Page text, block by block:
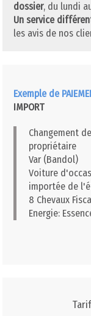
dossier, du lundi
Un service
les avis de nos
Exemple de
IMPORT
Changement de
propriétaire
Var (Bandol)
Voiture
importée de
8 Chevaux
Energie: